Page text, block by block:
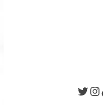
Twitter Instagram